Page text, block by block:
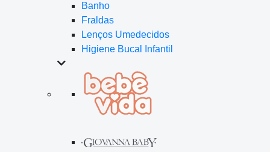
Banho
Fraldas
Lenços Umedecidos
Higiene Bucal Infantil